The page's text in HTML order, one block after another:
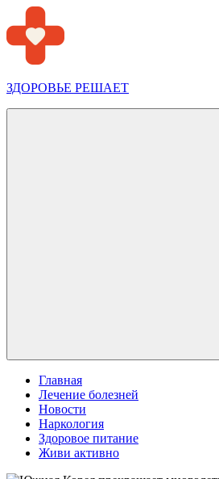
Перейти
к
содержимому
ЗДОРОВЬЕ РЕШАЕТ
Главная
Лечение болезней
Новости
Наркология
Здоровое питание
Живи активно